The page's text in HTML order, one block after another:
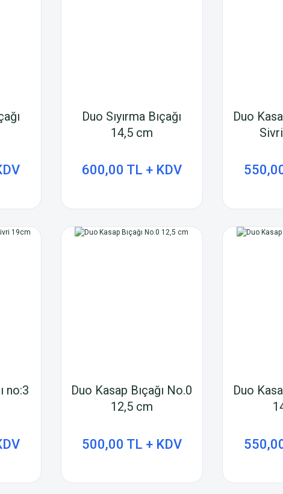
Duo Sıyırma Bıçağı
14,5 cm
600,00 TL + KDV
Duo
no:3
Duo Kasap Bıçağı No.0
12,5 cm
500,00 TL + KDV
Duo